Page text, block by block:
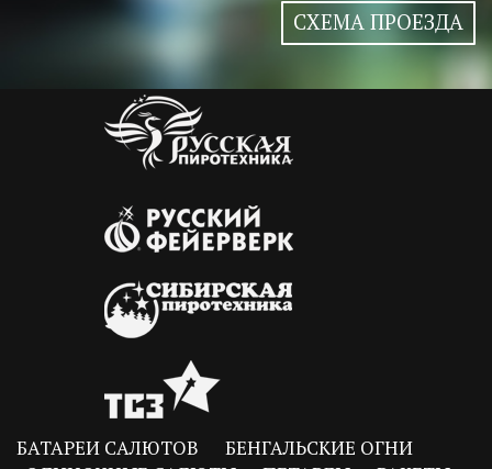
СХЕМА ПРОЕЗДА
БАТАРЕИ САЛЮТОВ
БЕНГАЛЬСКИЕ ОГНИ